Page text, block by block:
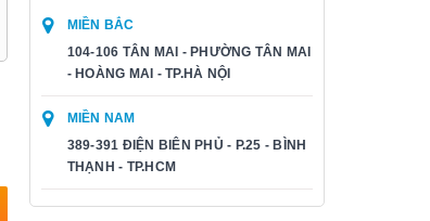
MIỀN BẮC
104-106 TÂN MAI - PHƯỜNG TÂN MAI
- HOÀNG MAI - TP.HÀ NỘI
MIỀN NAM
389-391 ĐIỆN BIÊN PHỦ - P.25 - BÌNH
THẠNH - TP.HCM